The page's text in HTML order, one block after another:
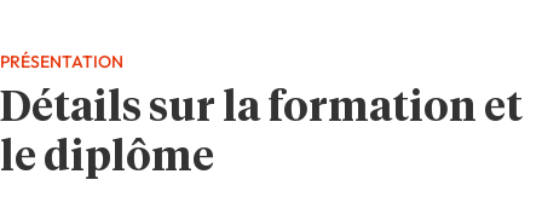
PRÉSENTATION
Détails sur la formation et
le diplôme